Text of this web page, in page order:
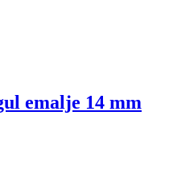
emalje 14 mm